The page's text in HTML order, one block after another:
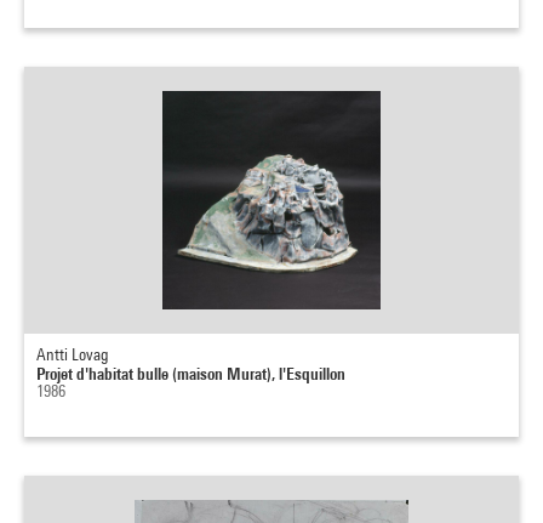
Antti Lovag
Projet d'habitat bulle (maison Murat), l'Esquillon
1986